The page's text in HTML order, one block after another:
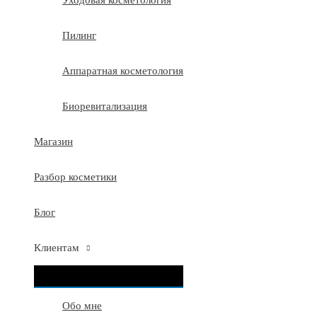
Пилинг
Аппаратная косметология
Биоревитализация
Магазин
Разбор косметики
Блог
Клиентам
МЕНЮ
Обо мне